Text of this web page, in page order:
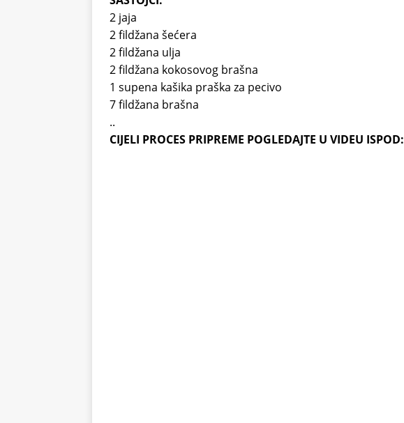
2 jaja
2 fildžana šećera
2 fildžana ulja
2 fildžana kokosovog brašna
1 supena kašika praška za pecivo
7 fildžana brašna
..
CIJELI PROCES PRIPREME POGLEDAJTE U VIDEU ISPOD: